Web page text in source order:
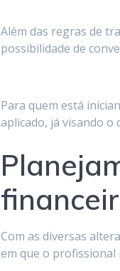
Além das regras de
possibilidade de
Para quem está
aplicado, já visando o
Com as diversas
em que o profissional